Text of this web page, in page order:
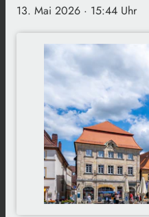
13. Mai 2026 · 15:44 Uhr